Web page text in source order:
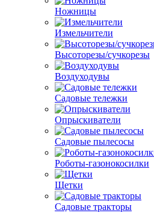
Ножницы
Измельчители
Высоторезы/сучкорезы
Воздуходувы
Садовые тележки
Опрыскиватели
Садовые пылесосы
Роботы-газонокосилки
Щетки
Садовые тракторы